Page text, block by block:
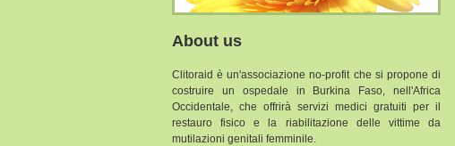
About us
Clitoraid è un'associazione no-profit che si propone di
costruire un ospedale in Burkina Faso, nell'Africa
Occidentale, che offrirà servizi medici gratuiti per il
restauro fisico e la riabilitazione delle vittime da
mutilazioni genitali femminile.